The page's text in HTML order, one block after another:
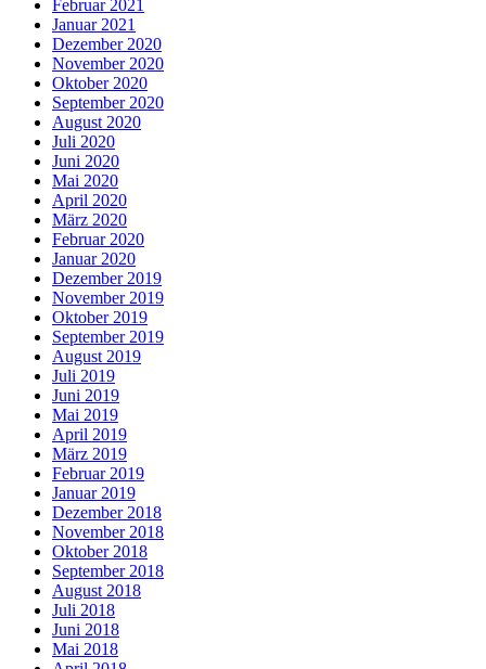
Februar 2021
Januar 2021
Dezember 2020
November 2020
Oktober 2020
September 2020
August 2020
Juli 2020
Juni 2020
Mai 2020
April 2020
März 2020
Februar 2020
Januar 2020
Dezember 2019
November 2019
Oktober 2019
September 2019
August 2019
Juli 2019
Juni 2019
Mai 2019
April 2019
März 2019
Februar 2019
Januar 2019
Dezember 2018
November 2018
Oktober 2018
September 2018
August 2018
Juli 2018
Juni 2018
Mai 2018